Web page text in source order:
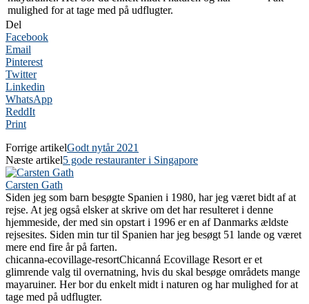
mulighed for at tage med på udflugter.
Del
Facebook
Email
Pinterest
Twitter
Linkedin
WhatsApp
ReddIt
Print
Forrige artikelGodt nytår 2021
Næste artikel5 gode restauranter i Singapore
Carsten Gath
Siden jeg som barn besøgte Spanien i 1980, har jeg været bidt af at
rejse. At jeg også elsker at skrive om det har resulteret i denne
hjemmeside, der med sin opstart i 1996 er en af Danmarks ældste
rejsesites. Siden min tur til Spanien har jeg besøgt 51 lande og været
mere end fire år på farten.
chicanna-ecovillage-resortChicanná Ecovillage Resort er et
glimrende valg til overnatning, hvis du skal besøge områdets mange
mayaruiner. Her bor du enkelt midt i naturen og har mulighed for at
tage med på udflugter.